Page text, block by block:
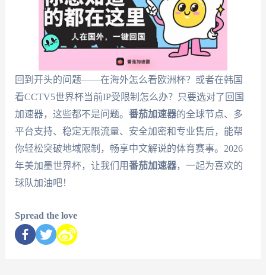
回到开头的问题——在海外怎么看欧洲杯？或者在韩国
看CCTV5世界杯当前IP受限制怎么办？只要选对了回国
加速器，这些都不是问题。 番茄加速器的全球节点、多
平台支持、稳定无限流量、安全加密和专业售后，能帮
你轻松突破地域限制，畅享中文解说的体育赛事。2026
年美加墨世界杯，让我们用番茄加速器，一起为喜欢的
球队加油吧！
Spread the love